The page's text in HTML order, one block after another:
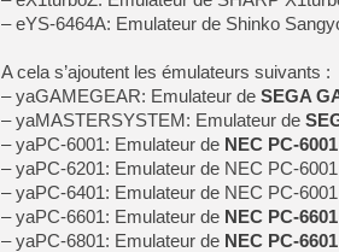
– eYS-6464A: Emulateur de Shinko
A cela s’ajoutent les émulateurs suivants :
– yaGAMEGEAR: Emulateur de SEGA
– yaMASTERSYSTEM: Emulateur de
– yaPC-6001: Emulateur de NEC PC-6001
– yaPC-6201: Emulateur de NEC PC-
– yaPC-6401: Emulateur de NEC PC-
– yaPC-6601: Emulateur de NEC PC-6601
– yaPC-6801: Emulateur de NEC PC-